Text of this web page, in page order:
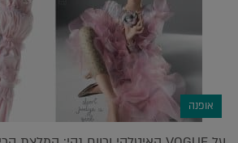
אופנה